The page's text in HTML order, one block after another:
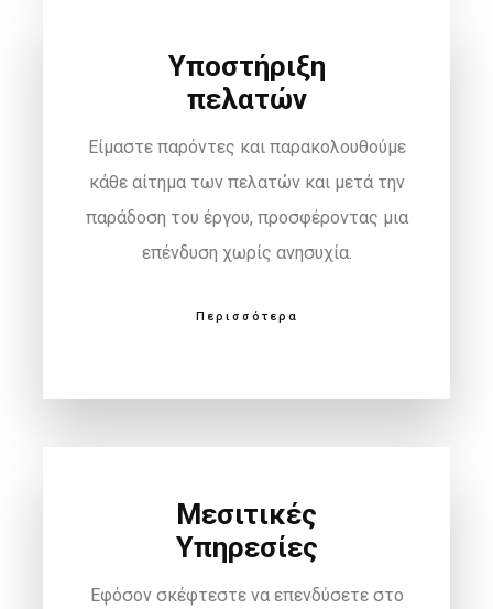
Υποστήριξη
πελατών
Είμαστε παρόντες και παρακολουθούμε
κάθε αίτημα των πελατών και μετά την
παράδοση του έργου, προσφέροντας μια
επένδυση χωρίς ανησυχία.
Περισσότερα
Μεσιτικές
Υπηρεσίες
Εφόσον σκέφτεστε να επενδύσετε στο